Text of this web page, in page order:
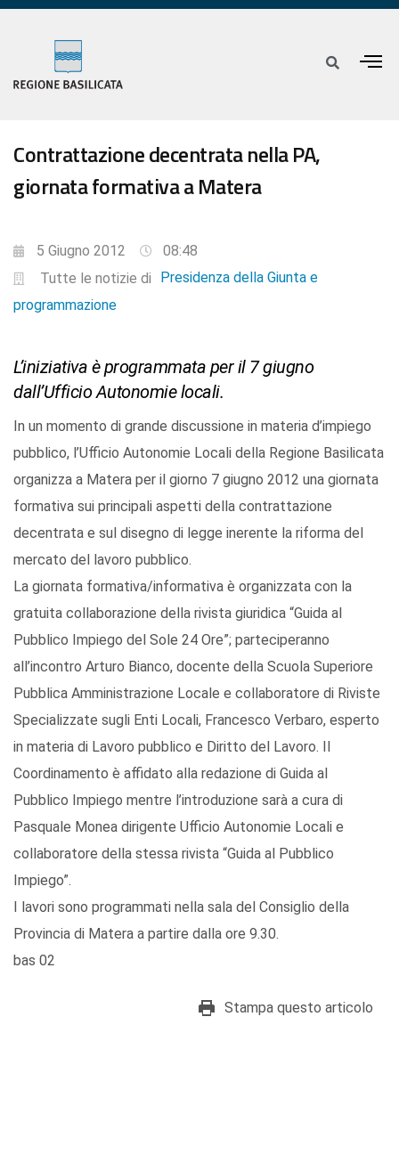
Contrattazione decentrata nella PA,
giornata formativa a Matera
5 Giugno 2012
08:48
Tutte le notizie di
Presidenza della Giunta e
programmazione
L’iniziativa è programmata per il 7 giugno
dall’Ufficio Autonomie locali.
In un momento di grande discussione in materia d’impiego
pubblico, l’Ufficio Autonomie Locali della Regione Basilicata
organizza a Matera per il giorno 7 giugno 2012 una giornata
formativa sui principali aspetti della contrattazione
decentrata e sul disegno di legge inerente la riforma del
mercato del lavoro pubblico.
La giornata formativa/informativa è organizzata con la
gratuita collaborazione della rivista giuridica “Guida al
Pubblico Impiego del Sole 24 Ore”; parteciperanno
all’incontro Arturo Bianco, docente della Scuola Superiore
Pubblica Amministrazione Locale e collaboratore di Riviste
Specializzate sugli Enti Locali, Francesco Verbaro, esperto
in materia di Lavoro pubblico e Diritto del Lavoro. Il
Coordinamento è affidato alla redazione di Guida al
Pubblico Impiego mentre l’introduzione sarà a cura di
Pasquale Monea dirigente Ufficio Autonomie Locali e
collaboratore della stessa rivista “Guida al Pubblico
Impiego”.
I lavori sono programmati nella sala del Consiglio della
Provincia di Matera a partire dalla ore 9.30.
bas 02
Stampa questo articolo